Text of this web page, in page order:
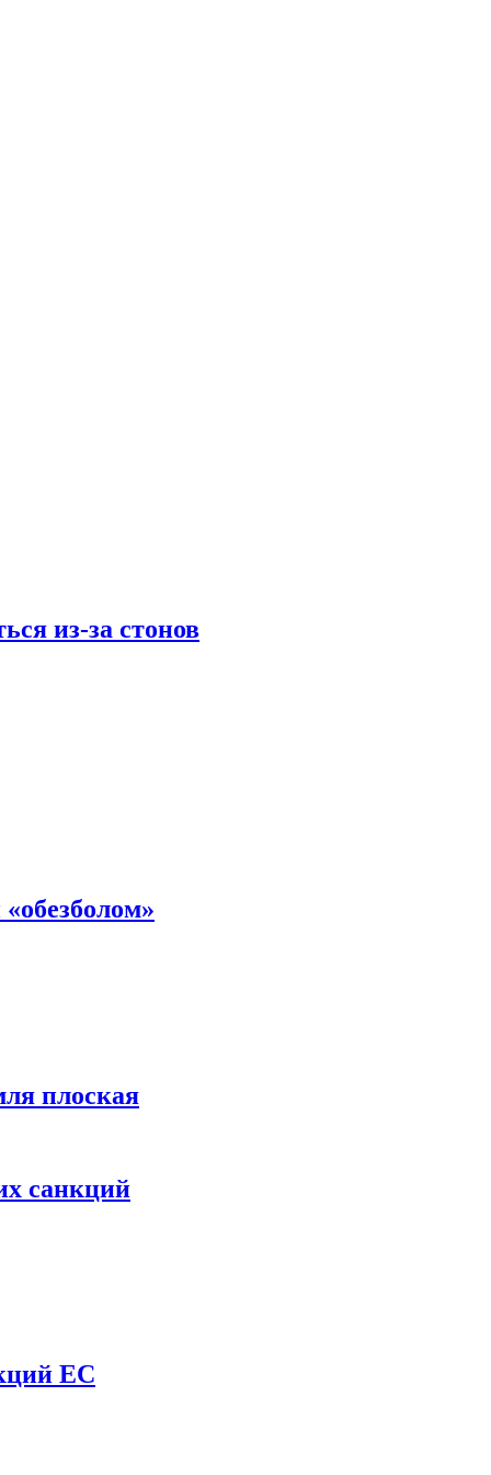
из-за стонов
плоская
санкций
ЕС